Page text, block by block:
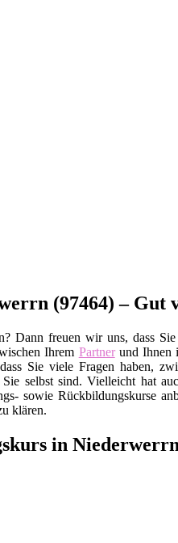
(97464) –
Dann freuen wir uns, dass
Ihrem Partnerund Ihnen
Sie viele Fragen haben,
selbst sind. Vielleicht hat
sowie Rückbildungskurse
klären.
in